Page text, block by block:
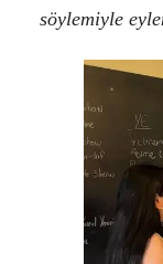
söylemiyle